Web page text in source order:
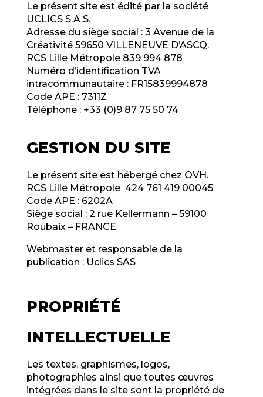
Le présent site est édité par la société
UCLICS S.A.S.
Adresse du siège social : 3 Avenue de la
Créativité 59650 VILLENEUVE D’ASCQ.
RCS Lille Métropole 839 994 878
Numéro d’identification TVA
intracommunautaire : FR15839994878
Code APE : 7311Z
Téléphone : +33 (0)9 87 75 50 74
GESTION DU SITE
Le présent site est hébergé chez OVH.
RCS Lille Métropole 424 761 419 00045
Code APE : 6202A
Siège social : 2 rue Kellermann – 59100
Roubaix – FRANCE
Webmaster et responsable de la
publication : Uclics SAS
PROPRIÉTÉ
INTELLECTUELLE
Les textes, graphismes, logos,
photographies ainsi que toutes œuvres
intégrées dans le site sont la propriété de